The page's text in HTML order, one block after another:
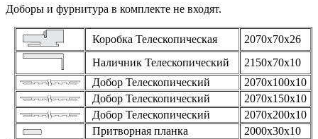
Доборы и фурнитура в комплекте не входят.
Коробка Телескопическая
2070х70х26
Наличник Телескопический
2150х70х10
Добор Телескопический
2070х100х10
Добор Телескопический
2070х150х10
Добор Телескопический
2070х200х10
Притворная планка
2000х30х10